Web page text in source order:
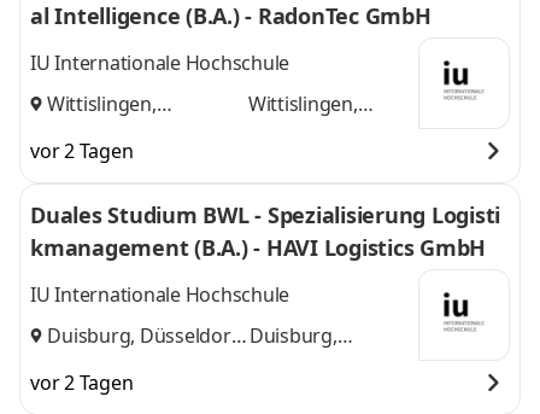
al Intelligence (B.A.) - RadonTec GmbH
IU Internationale Hochschule
Wittislingen,
Wittislingen,
vor 2 Tagen
Duales Studium BWL - Spezialisierung Logisti
kmanagement (B.A.) - HAVI Logistics GmbH
IU Internationale Hochschule
Duisburg, Düsseldorf Duisburg,
vor 2 Tagen